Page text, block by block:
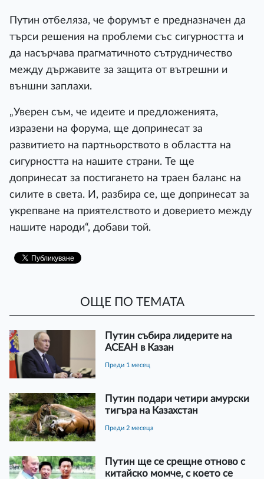
Путин отбеляза, че форумът е предназначен да
търси решения на проблеми със сигурността и
да насърчава прагматичното сътрудничество
между държавите за защита от вътрешни и
външни заплахи.
„Уверен съм, че идеите и предложенията,
изразени на форума, ще допринесат за
развитието на партньорството в областта на
сигурността на нашите страни. Те ще
допринесат за постигането на траен баланс на
силите в света. И, разбира се, ще допринесат за
укрепване на приятелството и доверието между
нашите народи“, добави той.
ОЩЕ ПО ТЕМАТА
Путин събира лидерите на
АСЕАН в Казан
преди 1 месец
Путин подари четири амурски
тигъра на Казахстан
преди 2 месеца
Путин ще се срещне отново с
китайско момче, с което се